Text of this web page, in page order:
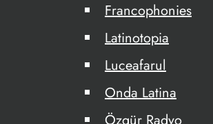
Francophonies
Latinotopia
Luceafarul
Onda Latina